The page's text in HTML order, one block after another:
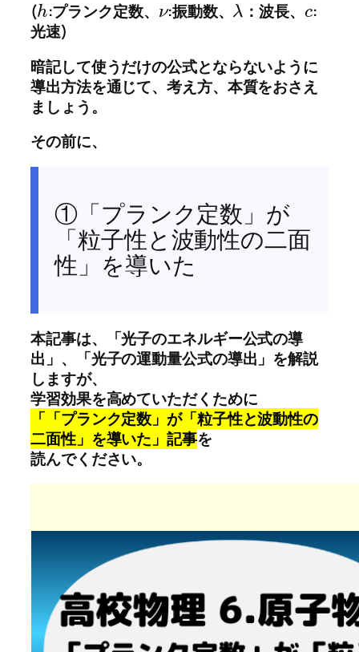
(h:プランク定数、 ν:振動数、 λ ：波長、 c:
光速)
暗記して使うだけの公式とならないように
導出方法を通じて、考え方、本質をおさえ
ましょう。
その前に、
①「プランク定数」が
「粒子性と波動性の二面
性」を導いた
本記事は、「光子のエネルギー公式の導
出」、「光子の運動量公式の導出」を解説
しますが、
学習効果を高めていただくために
「「プランク定数」が「粒子性と波動性の
二面性」を導いた」記事を
読んでください。